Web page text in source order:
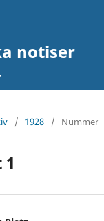
notiser
/ 1928 / Nummer